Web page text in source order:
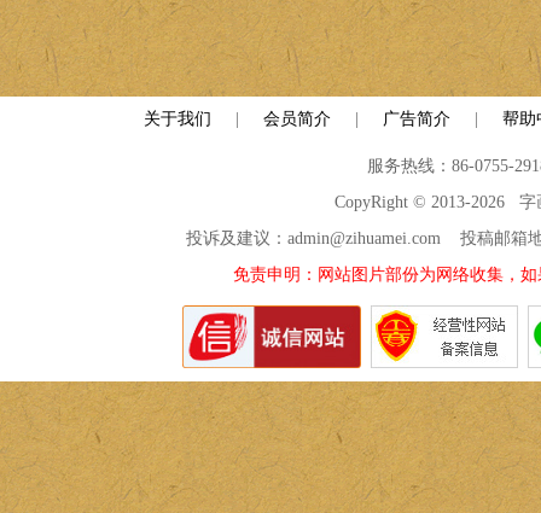
关于我们 | 会员简介 | 广告简介 | 帮助
服务热线：86-0755-
CopyRight © 2013-2026 字
投诉及建议：admin@zihuamei.com 投稿邮
免责申明：网站图片部份为网络收集，